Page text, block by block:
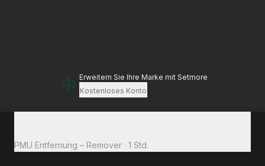
Erweitern Sie Ihre Marke mit Setmore
Kostenloses Konto
PMU Entfernung – Remover · 1 Std.